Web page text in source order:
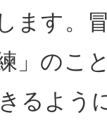
ます。
」のこ
るよう